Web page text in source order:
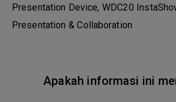
Presentation Device, WDC20
Presentation & Collaboration
Apakah informasi ini